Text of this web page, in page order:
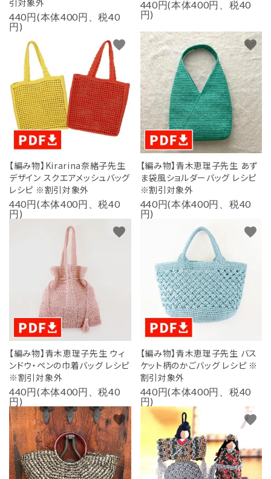
440円(本体400円、税40
円)
440円(本体400円、税40
円)
【編み物】Kirarina奈緒子先生
デザイン スクエアメッシュバッグ
レシピ ※割引対象外
440円(本体400円、税40
円)
favorite
【編み物】青木恵理子先生 あず
ま袋風ショルダーバッグ レシピ
※割引対象外
440円(本体400円、税40
円)
favorite
【編み物】青木恵理子先生 ウィ
ンドウ・ペンの巾着バッグ レシピ
※割引対象外
440円(本体400円、税40
円)
favorite
【編み物】青木恵理子先生 バス
ケット柄のかごバッグ レシピ ※
割引対象外
440円(本体400円、税40
円)
favorite
favorite favorite